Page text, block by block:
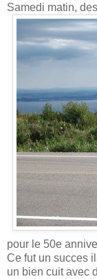
Samedi matin,
pour le 50e
Ce fut un succes
un bien cuit avec